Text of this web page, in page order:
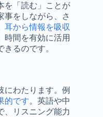
を「読む」ことが
事をしながら、さ
耳から情報を吸収
時間を有効に活用
るのです。
にわたります。例
的です。英語や中
、リスニング能力